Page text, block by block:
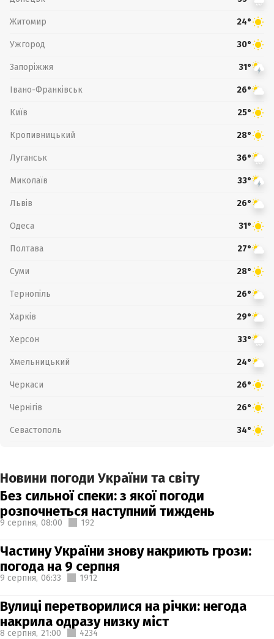
Житомир 24°
Ужгород 30°
Запоріжжя 31°
Івано-Франківськ 26°
Київ 25°
Кропивницький 28°
Луганськ 36°
Миколаїв 33°
Львів 26°
Одеса 31°
Полтава 27°
Суми 28°
Тернопіль 26°
Харків 29°
Херсон 33°
Хмельницький 24°
Черкаси 26°
Чернігів 26°
Севастополь 34°
Новини погоди України та світу
Без сильної спеки: з якої погоди
розпочнеться наступний тиждень
9 серпня, 08:00 192
Частину України знову накриють грози:
погода на 9 серпня
9 серпня, 06:33 1912
Вулиці перетворилися на річки: негода
накрила одразу низку міст
8 серпня, 21:00 4234